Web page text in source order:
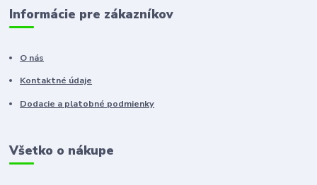
Informácie pre zákazníkov
O nás
Kontaktné údaje
Dodacie a platobné podmienky
Všetko o nákupe